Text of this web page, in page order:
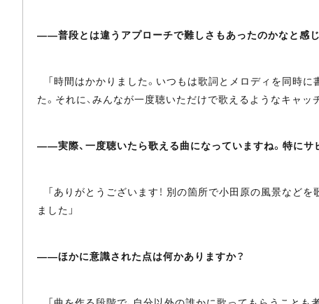
――普段とは違うアプローチで難しさもあったのかなと感じ
「時間はかかりました。いつもは歌詞とメロディを同時
た。それに、みんなが一度聴いただけで歌えるようなキャッ
――実際、一度聴いたら歌える曲になっていますね。特にサ
「ありがとうございます！ 別の箇所で小田原の風景など
ました」
――ほかに意識された点は何かありますか？